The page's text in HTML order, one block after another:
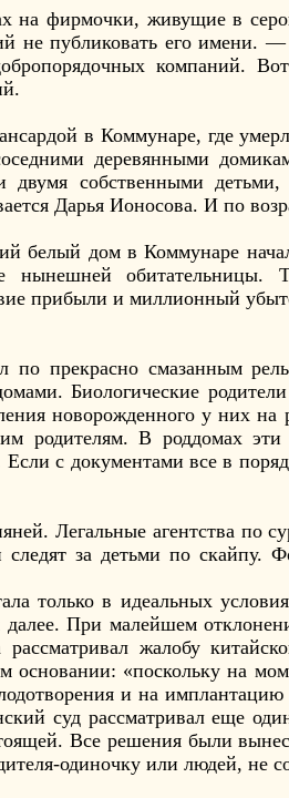
на фирмочки, живущие в
не публиковать его имени.
компаний.
в Коммунаре, где
деревянными
собственными
Дарья Ионосова. И по
белый дом в Коммунаре
нынешней обитательницы.
прибыли и миллионный
прекрасно смазанным
Биологические
новорожденного у них
родителям. В роддомах
Если с документами все в
Легальные агентства по
следят за детьми по скайпу.
только в идеальных
При малейшем
жалобу
основании: «поскольку на
и на
суд рассматривал еще
Все решения были
одиночку или людей, не